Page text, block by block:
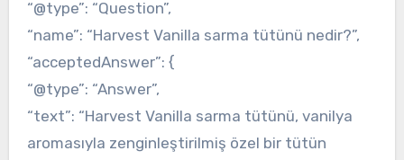
“@type”: “Question”,
“name”: “Harvest Vanilla sarma tütünü nedir?”,
“acceptedAnswer”: {
“@type”: “Answer”,
“text”: “Harvest Vanilla sarma tütünü, vanilya
aromasıyla zenginleştirilmiş özel bir tütün